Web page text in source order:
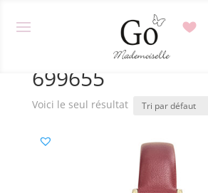
/ Produit Référence / 699655
699655
Voici le seul résultat